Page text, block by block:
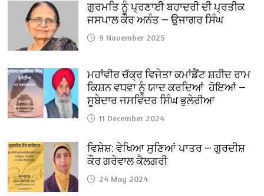
ਗੁਰਮਤਿ ਨੂੰ ਪ੍ਰਣਾਈ ਬਹਾਦਰੀ ਦੀ ਪ੍ਰਤੀਕ
ਜਸਪਾਲ ਕੌਰ ਅਨੰਤ — ਉਜਾਗਰ ਸਿੰਘ
9 November 2025
ਮਹਾਂਵੀਰ ਚੱਕ੍ਰ ਵਿਜੇਤਾ ਕਮਾਂਡੈਂਟ ਸ਼ਹੀਦ ਰਾਮ
ਕਿਸ਼ਨ ਵਧਵਾ ਨੂੰ ਯਾਦ ਕਰਦਿਆਂ ਹੋਇਆਂ —
ਸੂਬੇਦਾਰ ਜਸਵਿੰਦਰ ਸਿੰਘ ਭੁਲੇਰੀਆ
11 December 2024
ਵਿਸ਼ੇਸ਼: ਵੇਖਿਆ ਸੁਣਿਆਂ ਪਾਤਰ — ਗੁਰਦੀਸ਼
ਕੌਰ ਗਰੇਵਾਲ ਕੈਲਗਰੀ
24 May 2024